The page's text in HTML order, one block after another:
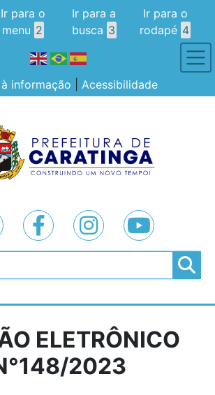
Ir para o
menu 2
Ir para a
busca 3
Ir para o
rodapé 4
informação Acessibilidade
ELETRÔNICO
2023